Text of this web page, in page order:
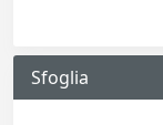
Sfoglia